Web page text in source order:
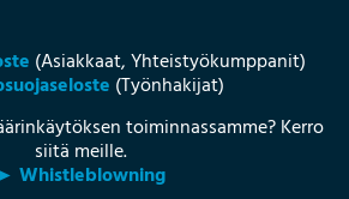
(Asiakkaat, Yhteistyökumppanit)
(Työnhakijat)
toiminnassamme? Kerro
siitä meille.
► Whistleblowning